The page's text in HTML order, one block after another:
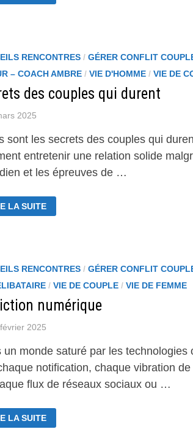
RENCONTRES/ GÉRER CONFLIT
– COACH AMBRE/ VIE D'HOMME/ VIE DE
des couples qui durent
2025
sont les secrets des couples qui
entretenir une relation solide
et les épreuves de …
LA SUITE
RENCONTRES/ GÉRER CONFLIT
/ VIE DE COUPLE/ VIE DE FEMME
numérique
2025
un monde saturé par les technologies
notification, chaque vibration
flux de réseaux sociaux ou …
LA SUITE